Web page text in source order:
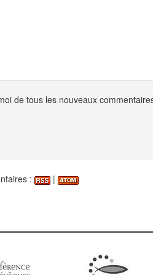
de tous les nouveaux
: |